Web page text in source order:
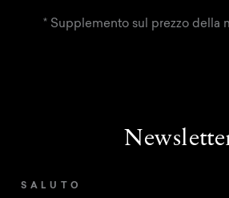
* Supplemento sul prezzo della
SALUTO